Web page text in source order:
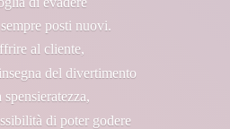
posti nuovi.
al cliente,
del divertimento
spensieratezza,
di poter godere